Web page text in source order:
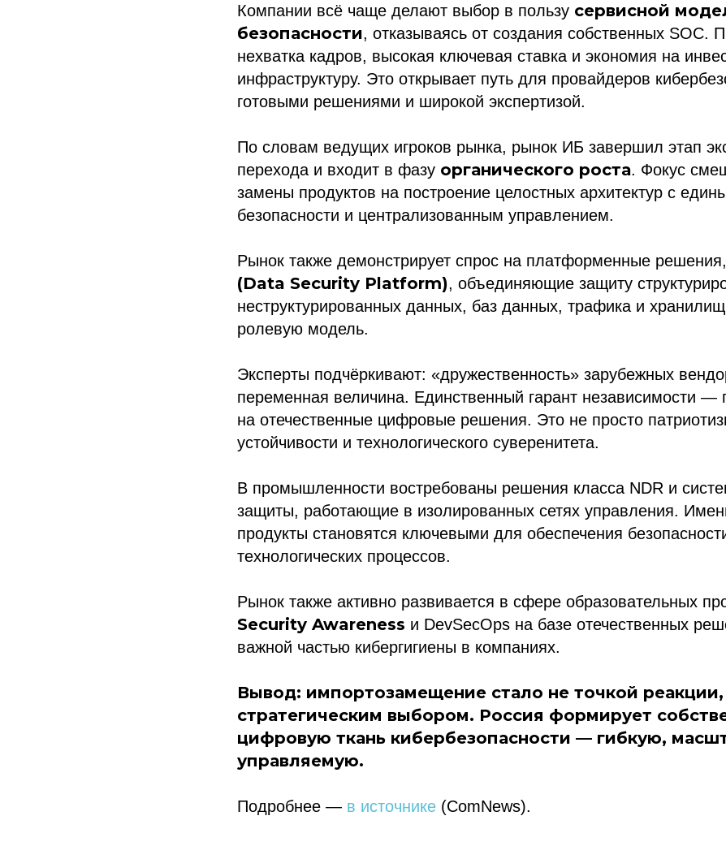
Компании всё чаще делают выбор в пользу сервисной
безопасности, отказываясь от создания собственных SOC.
нехватка кадров, высокая ключевая ставка и экономия на
инфраструктуру. Это открывает путь для провайдеров
готовыми решениями и широкой экспертизой.
По словам ведущих игроков рынка, рынок ИБ завершил этап
перехода и входит в фазу органического роста. Фокус
замены продуктов на построение целостных архитектур с
безопасности и централизованным управлением.
Рынок также демонстрирует спрос на платформенные
(Data Security Platform), объединяющие защиту
неструктурированных данных, баз данных, трафика и
ролевую модель.
Эксперты подчёркивают: «дружественность» зарубежных
переменная величина. Единственный гарант независимости —
на отечественные цифровые решения. Это не просто
устойчивости и технологического суверенитета.
В промышленности востребованы решения класса NDR и
защиты, работающие в изолированных сетях управления.
продукты становятся ключевыми для обеспечения
технологических процессов.
Рынок также активно развивается в сфере образовательных
Security Awareness и DevSecOps на базе отечественных
важной частью кибергигиены в компаниях.
Вывод: импортозамещение стало не точкой реакции,
стратегическим выбором. Россия формирует
цифровую ткань кибербезопасности — гибкую,
управляемую.
Подробнее — в источнике (ComNews).
© 2015-2026 НАУРР. Все права защищены. При использовании материалов ссылка на ROBOTUNION.RU — обязательна